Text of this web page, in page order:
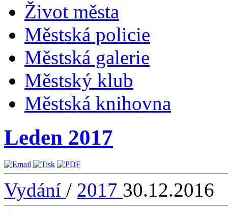
Život města
Městská policie
Městská galerie
Městský klub
Městská knihovna
Leden 2017
Vydání / 2017 30.12.2016